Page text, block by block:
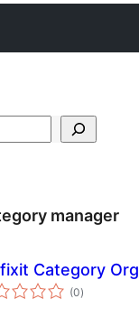
manager
Category
(0total
ratings
)